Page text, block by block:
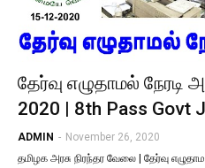
தேர்வு எழுதாமல் நேரடி
2020 | 8th Pass Govt
ADMIN - November 26, 2020
தமிழக அரசு நிரந்தர வேலை | தேர்வு